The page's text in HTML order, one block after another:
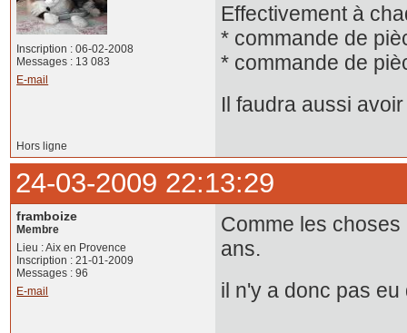
Inscription : 06-02-2008
Messages : 13 083
E-mail
Effectivement à
* commande de
* commande de
Il faudra aussi
Hors ligne
24-03-2009 22:13:29
framboize
Membre
Lieu : Aix en Provence
Inscription : 21-01-2009
Messages : 96
E-mail
Comme les
ans.
il n'y a donc pas